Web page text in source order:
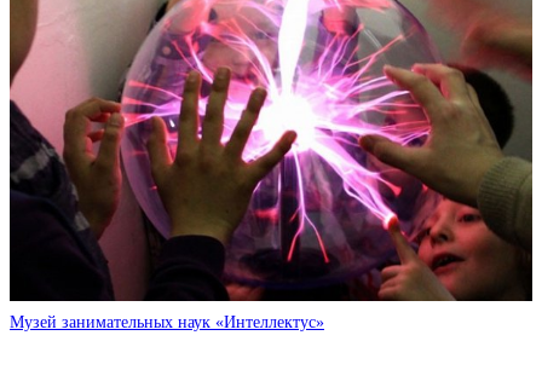
Музей занимательных наук «Интеллектус»